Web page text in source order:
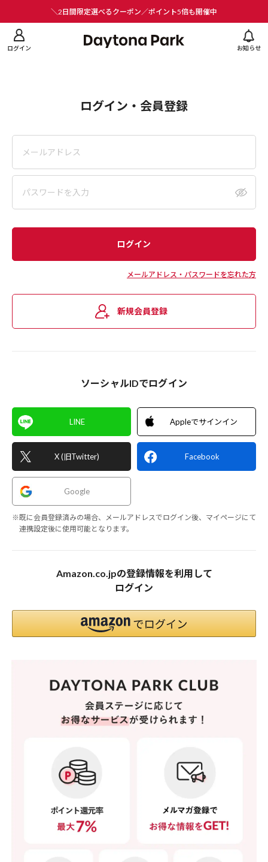
＼2日間限定選べるクーポン／ポイント5倍も開催中
ログイン お知らせ
ログイン・会員登録
メールアドレス・パスワードを忘れた方
新規会員登録
ソーシャルIDでログイン
LINE
X (旧Twitter)
Appleでサインイン
Facebook
Google
※既に会員登録済みの場合、メールアドレスでログイン後、マイページにて
連携設定後に使用可能となります。
Amazon.co.jpの登録情報を利用して
ログイン